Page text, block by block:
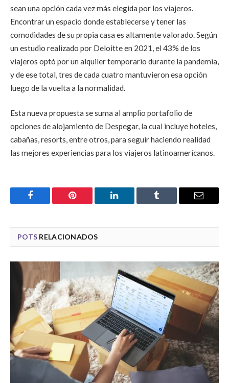
sean una opción cada vez más elegida por los viajeros.
Encontrar un espacio donde establecerse y tener las
comodidades de su propia casa es altamente valorado. Según
un estudio realizado por Deloitte en 2021, el 43% de los
viajeros optó por un alquiler temporario durante la pandemia,
y de ese total, tres de cada cuatro mantuvieron esa opción
luego de la vuelta a la normalidad.
Esta nueva propuesta se suma al amplio portafolio de
opciones de alojamiento de Despegar, la cual incluye hoteles,
cabañas, resorts, entre otros, para seguir haciendo realidad
las mejores experiencias para los viajeros latinoamericanos.
Facebook Pinterest LinkedIn Tumblr Email
POTS RELACIONADOS